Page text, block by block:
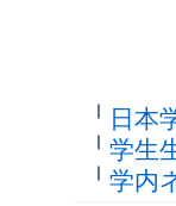
日本
学生
学内